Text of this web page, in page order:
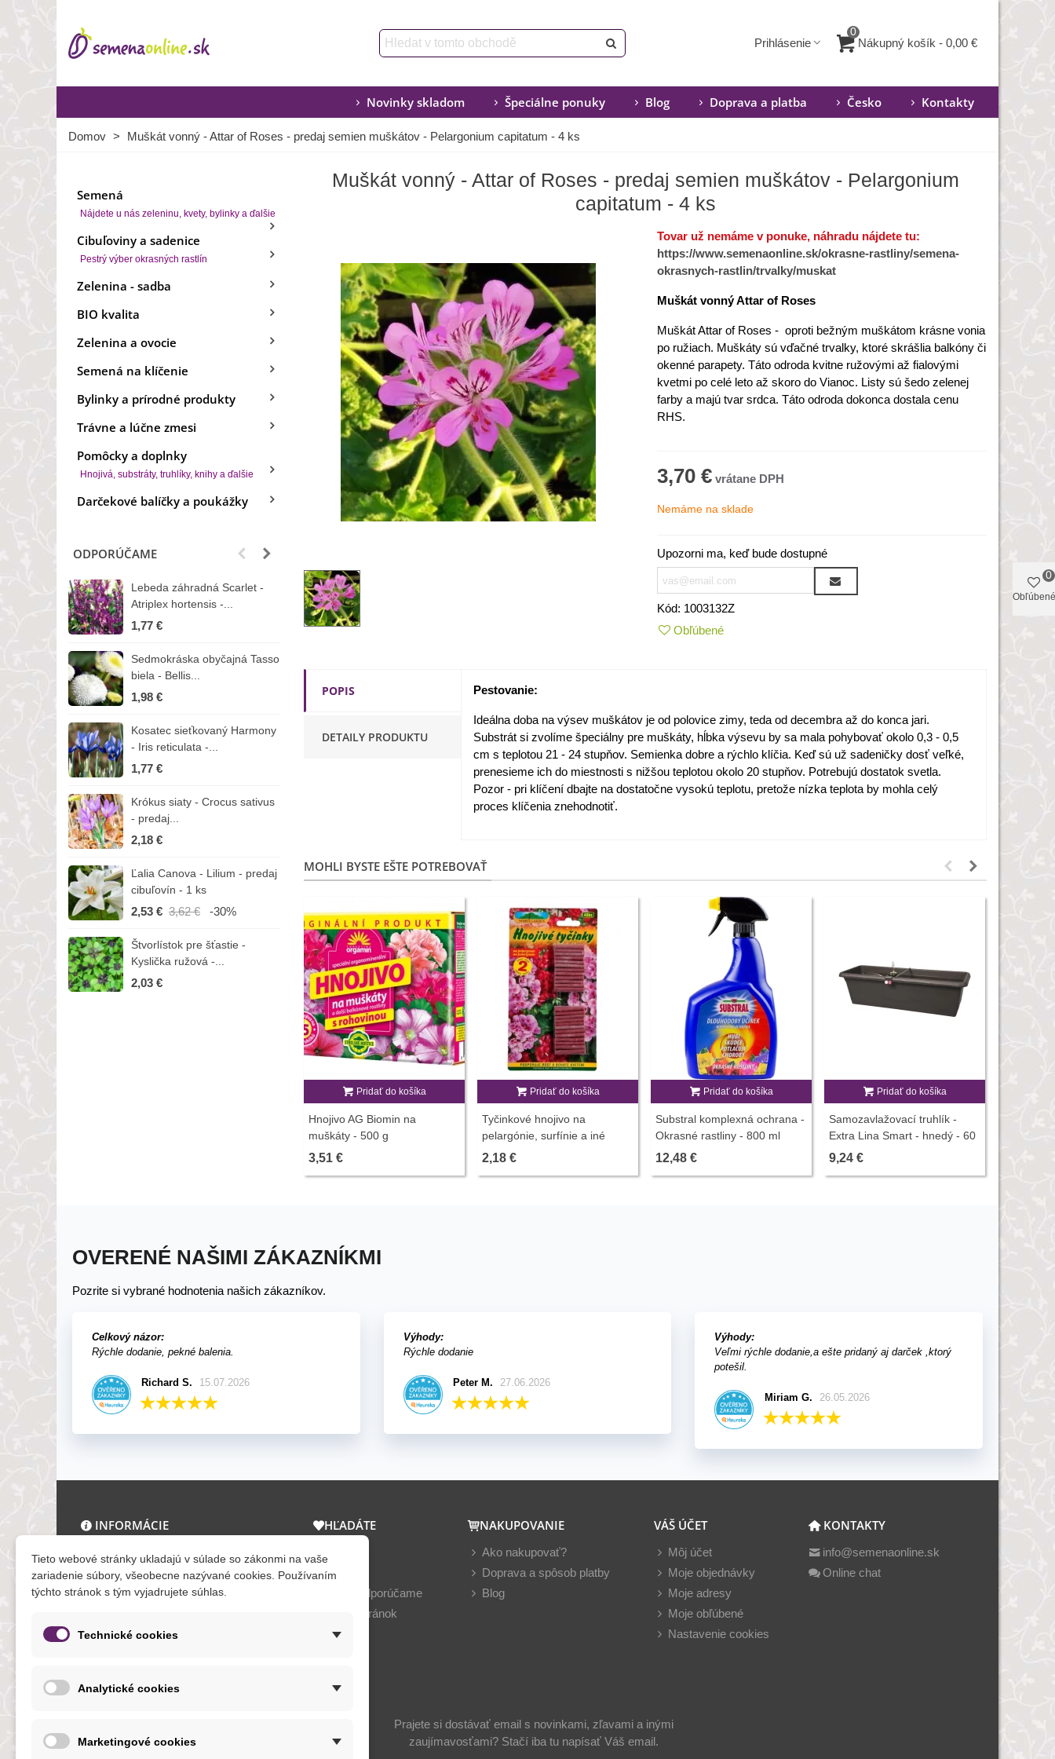
Prihlásenie
0
Nákupný košík - 0,00 €
Novinky skladom Špeciálne ponuky Blog Doprava a platba Česko Kontakty
Domov > Muškát vonný - Attar of Roses - predaj semien muškátov - Pelargonium capitatum - 4 ks
Semená
Nájdete u nás zeleninu, kvety, bylinky a ďalšie
Cibuľoviny a sadenice
Pestrý výber okrasných rastlín
Zelenina - sadba
BIO kvalita
Zelenina a ovocie
Semená na klíčenie
Bylinky a prírodné produkty
Trávne a lúčne zmesi
Pomôcky a doplnky
Hnojivá, substráty, truhlíky, knihy a ďalšie
Darčekové balíčky a poukážky
ODPORÚČAME
Lebeda záhradná Scarlet -
Atriplex hortensis -...
1,77 €
Sedmokráska obyčajná Tasso
biela - Bellis...
1,98 €
Kosatec sieťkovaný Harmony
- Iris reticulata -...
1,77 €
Krókus siaty - Crocus sativus
- predaj...
2,18 €
Ľalia Canova - Lilium - predaj
cibuľovín - 1 ks
2,53 € 3,62 € -30%
Štvorlístok pre šťastie -
Kyslička ružová -...
2,03 €
BIO Kaleráb Dyna - Brassica
oleracea var....
3,55 €
7,05 €
Kapucínka nízka - Alaska Mix
Sedmokráska obyčajná
1,57 €
Iskerník plnokvetý modrý -
Ranunculus asiaticus...
1,82 €
Muškát vonný - Attar of Roses - predaj semien muškátov - Pelargonium
capitatum - 4 ks
Tovar už nemáme v ponuke, náhradu nájdete tu:
https://www.semenaonline.sk/okrasne-rastliny/semena-
okrasnych-rastlin/trvalky/muskat
Muškát vonný Attar of Roses
Muškát Attar of Roses - oproti bežným muškátom krásne vonia
po ružiach. Muškáty sú vďačné trvalky, ktoré skrášlia balkóny či
okenné parapety. Táto odroda kvitne ružovými až fialovými
kvetmi po celé leto až skoro do Vianoc. Listy sú šedo zelenej
farby a majú tvar srdca. Táto odroda dokonca dostala cenu
RHS.
3,70 €
Nemáme na sklade
Upozorni ma, keď bude dostupné
Kód: 1003132Z
Obľúbené
POPIS
DETAILY PRODUKTU
Pestovanie:
Ideálna doba na výsev muškátov je od polovice zimy, teda od decembra až do konca jari.
Substrát si zvolíme špeciálny pre muškáty, hĺbka výsevu by sa mala pohybovať okolo 0,3 - 0,5
cm s teplotou 21 - 24 stupňov. Semienka dobre a rýchlo klíčia. Keď sú už sadeničky dosť veľké,
prenesieme ich do miestnosti s nižšou teplotou okolo 20 stupňov. Potrebujú dostatok svetla.
Pozor - pri klíčení dbajte na dostatočne vysokú teplotu, pretože nízka teplota by mohla celý
proces klíčenia znehodnotiť.
MOHLI BYSTE EŠTE POTREBOVAŤ
Pridať do košíka
Hnojivo AG Biomin na
muškáty - 500 g
3,51 €
Pridať do košíka
Tyčinkové hnojivo na
pelargónie, surfínie a iné
balkónové rastliny - 48 ks - 1
2,18 €
Pridať do košíka
Substral komplexná ochrana -
Okrasné rastliny - 800 ml
12,48 €
Pridať do košíka
Samozavlažovací truhlík -
Extra Lina Smart - hnedý - 60
cm
9,24 €
OVERENÉ NAŠIMI ZÁKAZNÍKMI
Pozrite si vybrané hodnotenia našich zákazníkov.
Celkový názor:
Rýchle dodanie, pekné balenia.
Richard S. 15.07.2026
Výhody:
Rýchle dodanie
Peter M. 27.06.2026
Výhody:
Veľmi rýchle dodanie,a ešte pridaný aj darček ,ktorý
potešil.
Miriam G. 26.05.2026
INFORMÁCIE
O nás a kontakt
Obchodné podmienky
Ochrana osobných údajov
Formuláre
HĽADÁTE
Novinky
Teraz odporúčame
Mapa stránok
NAKUPOVANIE
Ako nakupovať?
Doprava a spôsob platby
Blog
VÁŠ ÚČET
Môj účet
Moje objednávky
Moje adresy
Moje obľúbené
Nastavenie cookies
KONTAKTY
info@semenaonline.sk
Online chat
NOVINKY
Prajete si dostávať email s novinkami, zľavami a inými
zaujímavosťami? Stačí iba tu napísať Váš email.
Obľúbené
0
Tieto webové stránky ukladajú v súlade so zákonmi na vaše
zariadenie súbory, všeobecne nazývané cookies. Používaním
týchto stránok s tým vyjadrujete súhlas.
Technické cookies
Analytické cookies
Marketingové cookies